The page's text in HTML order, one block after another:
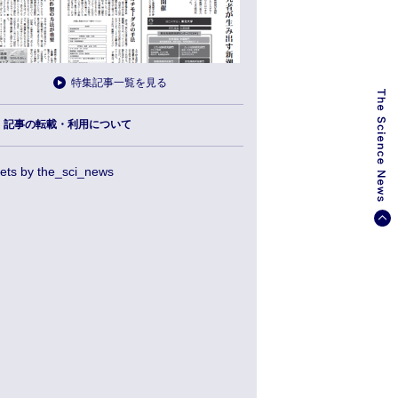
特集記事一覧を見る
記事の転載・利用について
by the_sci_news